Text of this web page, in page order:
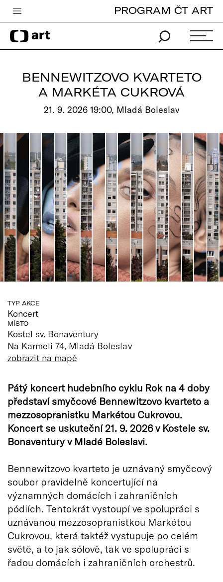
Česká televize
Zpravodajství
TV program
Vše o ČT
PROGRAM ČT ART
BENNEWITZOVO KVARTETO
A MARKÉTA CUKROVÁ
21. 9. 2026 19:00, Mladá Boleslav
TYP AKCE
Koncert
MÍSTO
Kostel sv. Bonaventury
Na Karmeli 74, Mladá Boleslav
zobrazit na mapě
Pátý koncert hudebního cyklu Rok na 4 doby
představí smyčcové Bennewitzovo kvarteto a
mezzosopranistku Markétou Cukrovou.
Koncert se uskuteční 21. 9. 2026 v Kostele sv.
Bonaventury v Mladé Boleslavi.
Bennewitzovo kvarteto je uznávaný smyčcový
soubor pravidelně koncertující na
významných domácích i zahraničních
pódiích. Tentokrát vystoupí ve spolupráci s
uznávanou mezzosopranistkou Markétou
Cukrovou, která taktéž vystupuje po celém
světě, a to jak sólově, tak ve spolupráci s
řadou domácích i zahraničních orchestrů.